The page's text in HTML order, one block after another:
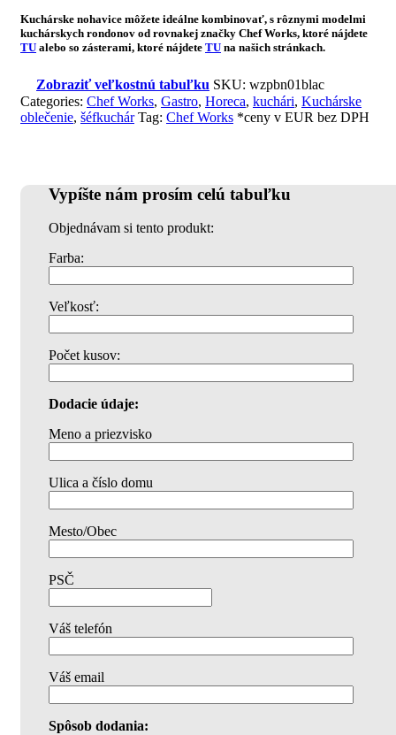
Kuchárske nohavice môžete ideálne kombinovať, s rôznymi modelmi
kuchárskych rondonov od rovnakej značky Chef Works, ktoré nájdete
TU alebo so zásterami, ktoré nájdete TU na našich stránkach.
Zobraziť veľkostnú tabuľku SKU: wzpbn01blac
Categories: Chef Works, Gastro, Horeca, kuchári, Kuchárske
oblečenie, šéfkuchár Tag: Chef Works *ceny v EUR bez DPH
Vypíšte nám prosím celú tabuľku
Objednávam si tento produkt:
Farba:
Veľkosť:
Počet kusov:
Dodacie údaje:
Meno a priezvisko
Ulica a číslo domu
Mesto/Obec
PSČ
Váš telefón
Váš email
Spôsob dodania: